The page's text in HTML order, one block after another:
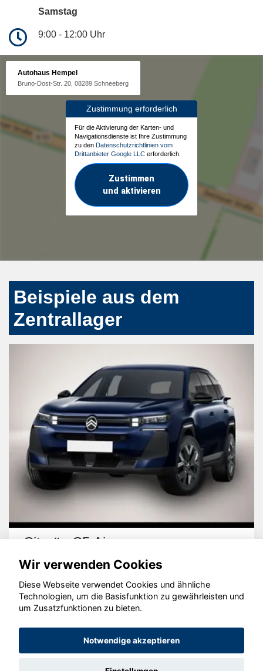
Samstag
9:00 - 12:00 Uhr
Autohaus Hempel
Bruno-Dost-Str. 20, 08289 Schneeberg
Zustimmung erforderlich
Für die Aktivierung der Karten- und
Navigationsdienste ist Ihre Zustimmung
zu den Datenschutzrichtlinien vom
Drittanbieter Google LLC erforderlich.
Zustimmen
und aktivieren
Beispiele aus dem
Zentrallager
Citroën C5 Aircross
© konjunkturmotor.de GmbH 2020 - 2026
Wir verwenden Cookies
Diese Webseite verwendet Cookies und ähnliche
Technologien, um die Basisfunktion zu gewährleisten und
um Zusatzfunktionen zu bieten.
Notwendige akzeptieren